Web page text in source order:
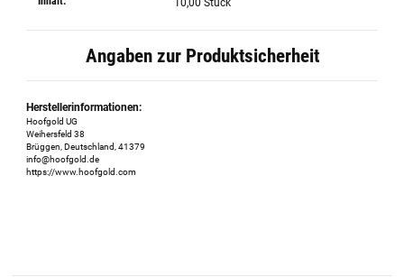
10,00 Stück
Angaben zur Produktsicherheit
Herstellerinformationen:
Hoofgold UG
Weihersfeld 38
Brüggen, Deutschland, 41379
info@hoofgold.de
https://www.hoofgold.com